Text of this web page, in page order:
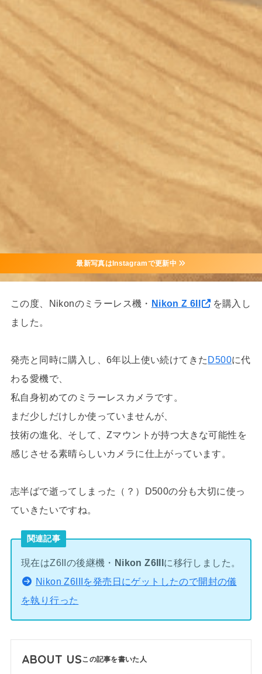
最新写真はInstagramで更新中
この度、Nikonのミラーレス機・ Nikon Z 6II
を購入し
ました。
発売と同時に購入し、6年以上使い続けてきた D500に代
わる愛機で、
私自身初めてのミラーレスカメラです。
まだ少しだけしか使っていませんが、
技術の進化、そして、Zマウントが持つ大きな可能性を
感じさせる素晴らしいカメラに仕上がっています。
志半ばで逝ってしまった（？）D500の分も大切に使っ
ていきたいですね。
関連記事
現在はZ6IIの後継機・ Nikon Z6III に移行しました。
Nikon Z6IIIを発売日にゲットしたので開封の儀
を執り行った
ABOUT US